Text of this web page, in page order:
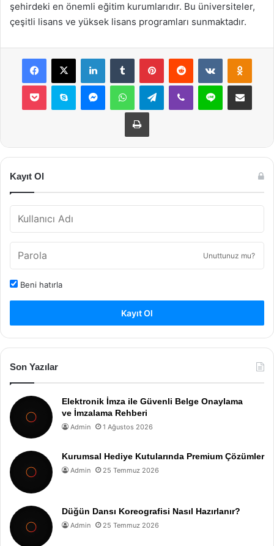
şehirdeki en önemli eğitim kurumlarıdır. Bu üniversiteler,
çeşitli lisans ve yüksek lisans programları sunmaktadır.
Facebook
X LinkedInTumblr PinterestReddit VKontakte
Pocket Skype MessengerWhatsAppTelegramViber Line E-Posta ile
Yazdır
Kayıt Ol
Unuttunuz mu?
Beni hatırla
Kayıt Ol
Son Yazılar
Elektronik İmza ile Güvenli Belge Onaylama
ve İmzalama Rehberi
Admin 1 Ağustos 2026
Kurumsal Hediye Kutularında Premium Çözümler
Admin 25 Temmuz 2026
Düğün Dansı Koreografisi Nasıl Hazırlanır?
Admin 25 Temmuz 2026